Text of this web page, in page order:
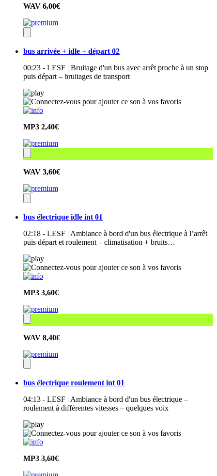
WAV 6,00€
bus arrivée + idle + départ 02
00:23 - LESF | Bruitage d'un bus avec arrêt proche à un stop
puis départ – bruitages de transport
MP3 2,40€
WAV 3,60€
bus électrique idle int 01
02:18 - LESF | Ambiance à bord d'un bus électrique à l’arrêt
puis départ et roulement – climatisation + bruits…
MP3 3,60€
WAV 8,40€
bus électrique roulement int 01
04:13 - LESF | Ambiance à bord d'un bus électrique –
roulement à différentes vitesses – quelques voix
MP3 3,60€